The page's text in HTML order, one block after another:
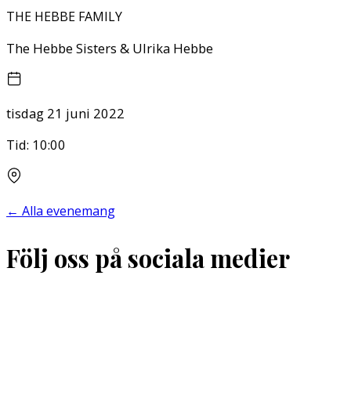
THE HEBBE FAMILY
The Hebbe Sisters & Ulrika Hebbe
tisdag 21 juni 2022
Tid: 10:00
← Alla evenemang
Följ oss på sociala medier